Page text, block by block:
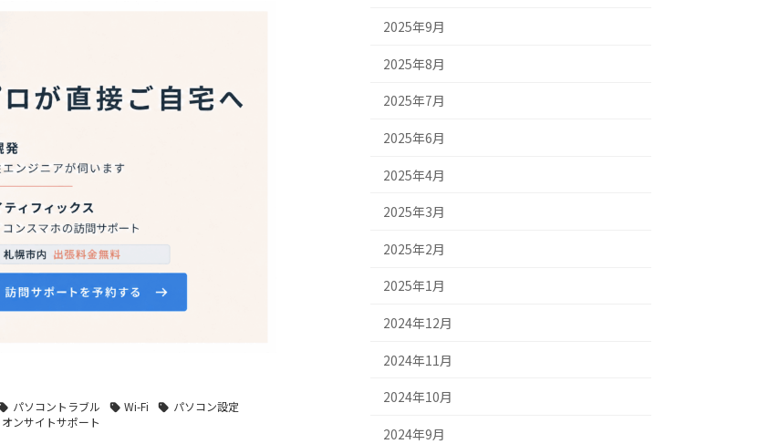
パソコントラブル Wi-Fi
パソコン設定
オンサイトサポート
2025年9月
2025年8月
2025年7月
2025年6月
2025年4月
2025年3月
2025年2月
2025年1月
2024年12月
2024年11月
2024年10月
2024年9月